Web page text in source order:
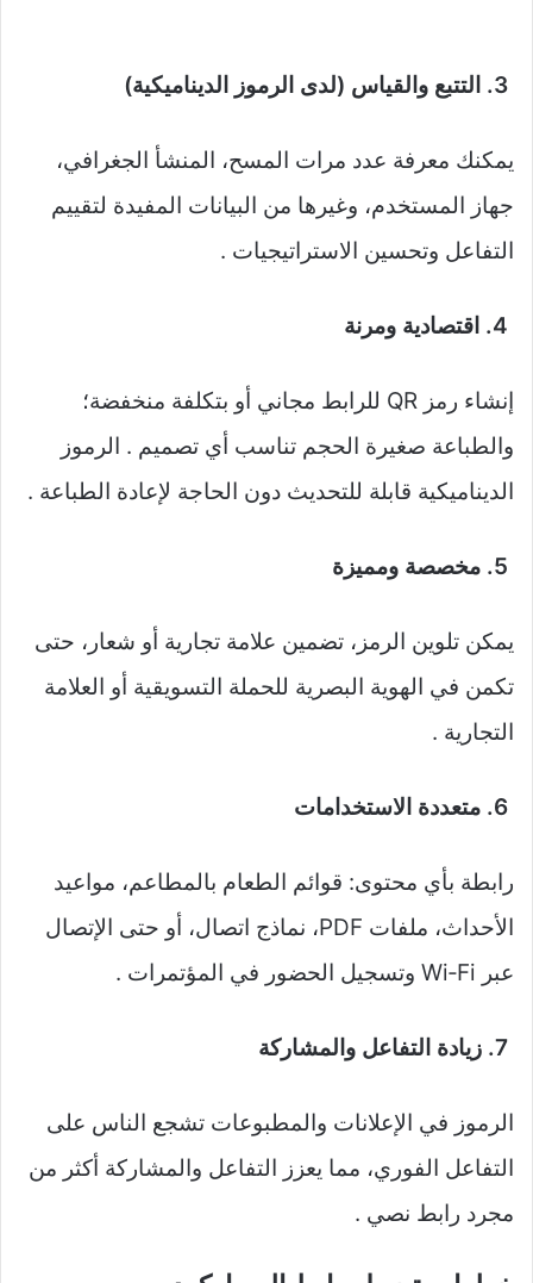
يمكنك معرفة عدد مرات المسح، المنشأ الجغرافي،
جهاز المستخدم، وغيرها من البيانات المفيدة لتقييم
التفاعل وتحسين الاستراتيجيات .
إنشاء رمز QR للرابط مجاني أو بتكلفة منخفضة؛
والطباعة صغيرة الحجم تناسب أي تصميم . الرموز
الديناميكية قابلة للتحديث دون الحاجة لإعادة الطباعة .
يمكن تلوين الرمز، تضمين علامة تجارية أو شعار، حتى
تكمن في الهوية البصرية للحملة التسويقية أو العلامة
التجارية .
رابطة بأي محتوى: قوائم الطعام بالمطاعم، مواعيد
الأحداث، ملفات PDF، نماذج اتصال، أو حتى الإتصال
عبر Wi‑Fi وتسجيل الحضور في المؤتمرات .
الرموز في الإعلانات والمطبوعات تشجع الناس على
التفاعل الفوري، مما يعزز التفاعل والمشاركة أكثر من
مجرد رابط نصي .